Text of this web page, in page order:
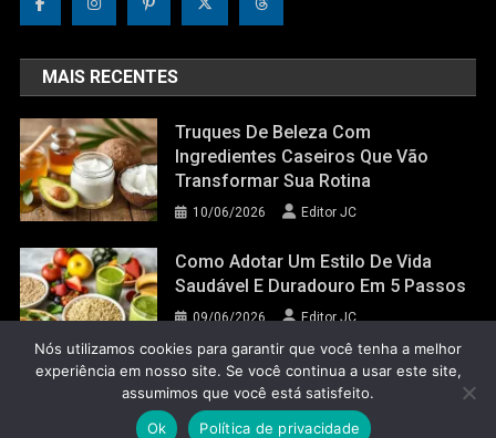
MAIS RECENTES
Truques De Beleza Com
Ingredientes Caseiros Que Vão
Transformar Sua Rotina
10/06/2026 Editor JC
Como Adotar Um Estilo De Vida
Saudável E Duradouro Em 5 Passos
09/06/2026 Editor JC
Jornal do Corpo 2022 |Theme: News Portal by Mystery Themes
Nós utilizamos cookies para garantir que você tenha a melhor
experiência em nosso site. Se você continua a usar este site,
assumimos que você está satisfeito.
Ok
Política de privacidade